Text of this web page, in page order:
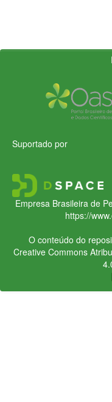
Suportado por
Empresa Brasileira de
https://
O conteúdo do
Creative Commons